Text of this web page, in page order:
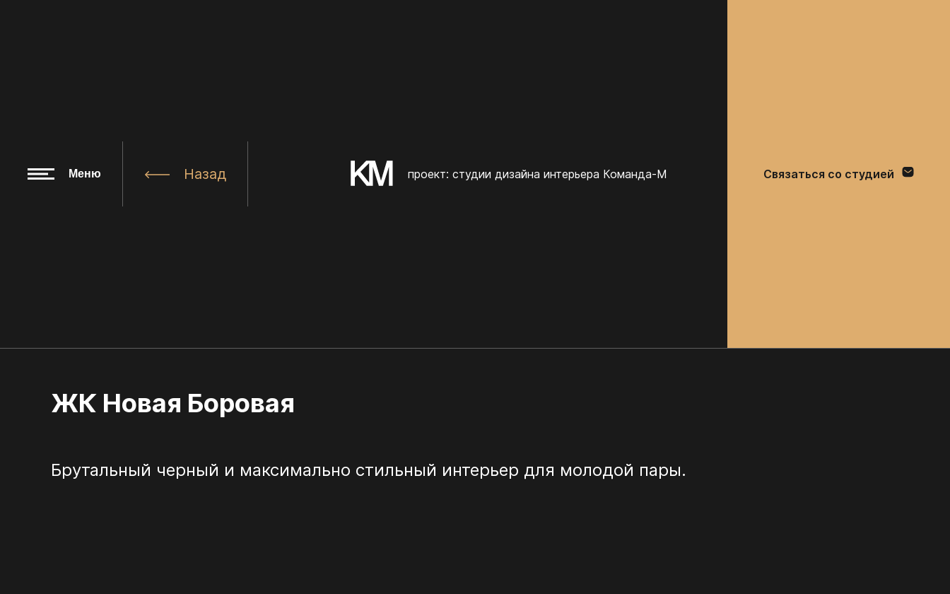
Меню Назад проект: студии дизайна интерьера Команда-М Связаться со студией
ЖК Новая Боровая
Брутальный черный и максимально стильный интерьер для молодой пары.